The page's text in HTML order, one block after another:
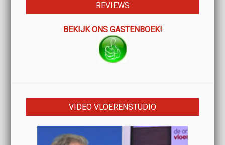
REVIEWS
BEKIJK ONS GASTENBOEK!
VIDEO VLOERENSTUDIO